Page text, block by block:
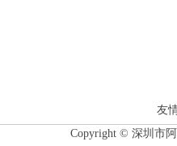
友
Copyright © 深圳市